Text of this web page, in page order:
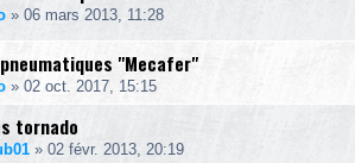
» 06 mars 2013, 11:28
"Mecafer"
» 02 oct. 2017, 15:15
tornado
» 02 févr. 2013, 20:19